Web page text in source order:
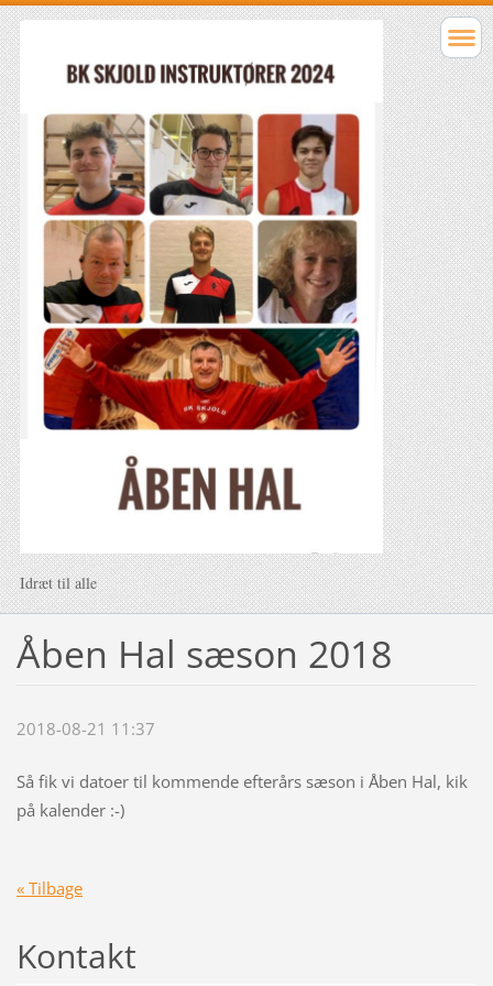
Idræt til alle
Åben Hal sæson 2018
2018-08-21 11:37
Så fik vi datoer til kommende efterårs sæson i Åben Hal, kik
på kalender :-)
« Tilbage
Kontakt